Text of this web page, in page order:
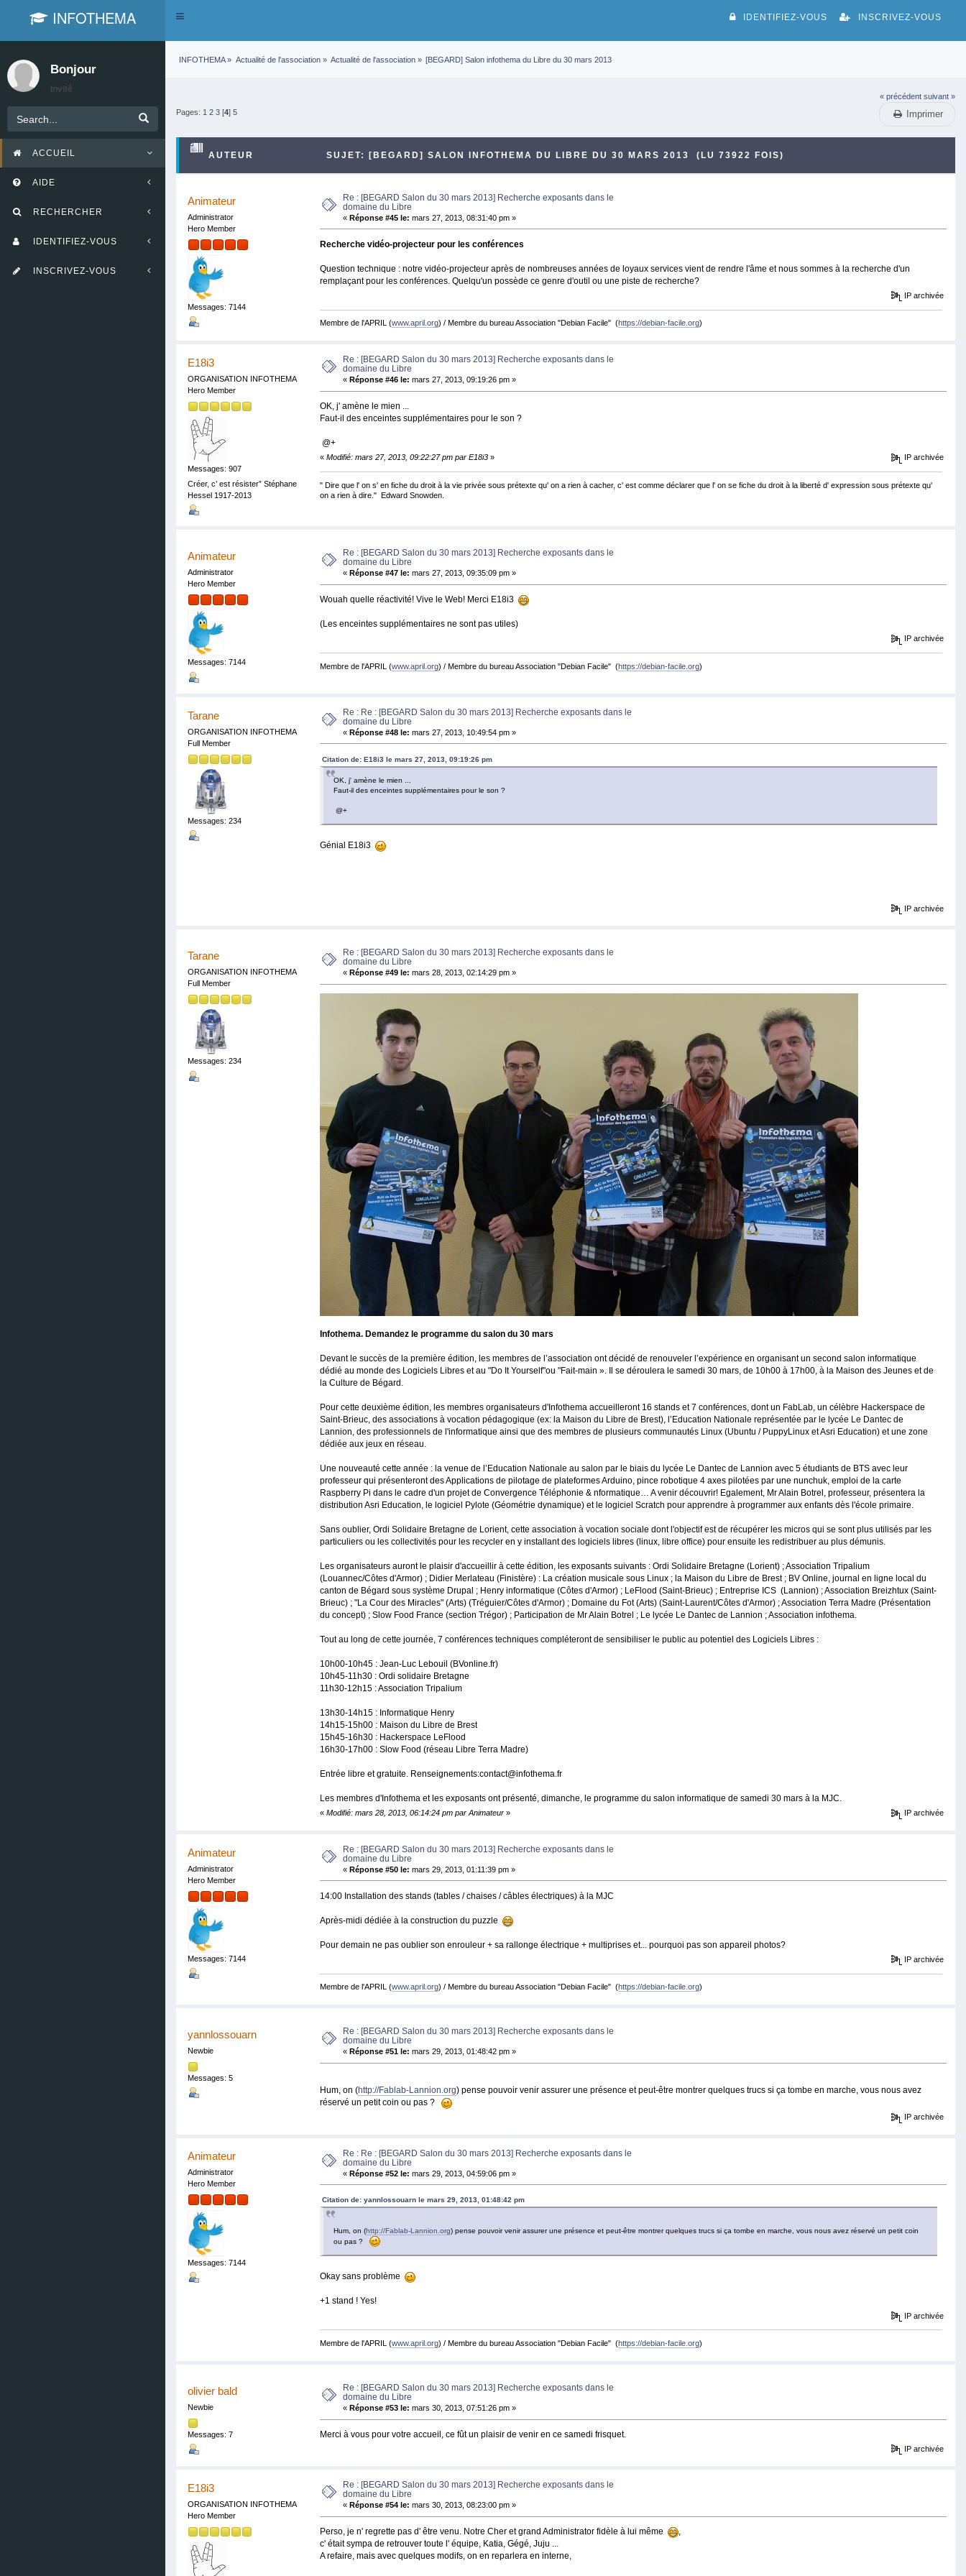
INFOTHEMA
Toggle
IDENTIFIEZ-VOUS INSCRIVEZ-VOUS
Bonjour
Invité
ACCUEIL
AIDE
RECHERCHER
IDENTIFIEZ-VOUS
INSCRIVEZ-VOUS
INFOTHEMA» Actualité de l'association» Actualité de l'association» [BEGARD] Salon infothema du Libre du 30 mars 2013
« précédent suivant »
Imprimer
Pages: 1 2 3[4] 5
AUTEUR SUJET: [BEGARD] SALON INFOTHEMA DU LIBRE DU 30 MARS 2013 (LU 73922 FOIS)
Animateur
Administrator
Hero Member
Messages: 7144
Re : [BEGARD Salon du 30 mars 2013] Recherche exposants dans le
domaine du Libre
« Réponse #45 le: mars 27, 2013, 08:31:40 pm »
Recherche vidéo-projecteur pour les conférences
Question technique : notre vidéo-projecteur après de nombreuses années de loyaux services vient de rendre l'âme et nous sommes à la recherche d'un
remplaçant pour les conférences. Quelqu'un possède ce genre d'outil ou une piste de recherche?
IP archivée
Membre de l'APRIL (www.april.org) / Membre du bureau Association "Debian Facile" (https://debian-facile.org)
E18i3
ORGANISATION INFOTHEMA
Hero Member
Messages: 907
Créer, c’ est résister” Stéphane
Hessel 1917-2013
Re : [BEGARD Salon du 30 mars 2013] Recherche exposants dans le
domaine du Libre
« Réponse #46 le: mars 27, 2013, 09:19:26 pm »
OK, j' amène le mien ...
Faut-il des enceintes supplémentaires pour le son ?
@+
« Modifié: mars 27, 2013, 09:22:27 pm par E18i3» IP archivée
" Dire que l' on s' en fiche du droit à la vie privée sous prétexte qu' on a rien à cacher, c' est comme déclarer que l' on se fiche du droit à la liberté d' expression sous prétexte qu'
on a rien à dire." Edward Snowden.
Animateur
Administrator
Hero Member
Messages: 7144
Re : [BEGARD Salon du 30 mars 2013] Recherche exposants dans le
domaine du Libre
« Réponse #47 le: mars 27, 2013, 09:35:09 pm »
Wouah quelle réactivité! Vive le Web! Merci E18i3
(Les enceintes supplémentaires ne sont pas utiles)
IP archivée
Membre de l'APRIL (www.april.org) / Membre du bureau Association "Debian Facile" (https://debian-facile.org)
Tarane
ORGANISATION INFOTHEMA
Full Member
Messages: 234
Re : Re : [BEGARD Salon du 30 mars 2013] Recherche exposants dans le
domaine du Libre
« Réponse #48 le: mars 27, 2013, 10:49:54 pm »
Citation de: E18i3 le mars 27, 2013, 09:19:26 pm
OK, j' amène le mien ...
Faut-il des enceintes supplémentaires pour le son ?
@+
Génial E18i3
IP archivée
Tarane
ORGANISATION INFOTHEMA
Full Member
Messages: 234
Re : [BEGARD Salon du 30 mars 2013] Recherche exposants dans le
domaine du Libre
« Réponse #49 le: mars 28, 2013, 02:14:29 pm »
Infothema. Demandez le programme du salon du 30 mars
Devant le succès de la première édition, les membres de l’association ont décidé de renouveler l’expérience en organisant un second salon informatique
dédié au monde des Logiciels Libres et au "Do It Yourself"ou "Fait-main ». Il se déroulera le samedi 30 mars, de 10h00 à 17h00, à la Maison des Jeunes et de
la Culture de Bégard.
Pour cette deuxième édition, les membres organisateurs d'Infothema accueilleront 16 stands et 7 conférences, dont un FabLab, un célèbre Hackerspace de
Saint-Brieuc, des associations à vocation pédagogique (ex: la Maison du Libre de Brest), l’Education Nationale représentée par le lycée Le Dantec de
Lannion, des professionnels de l'informatique ainsi que des membres de plusieurs communautés Linux (Ubuntu / PuppyLinux et Asri Education) et une zone
dédiée aux jeux en réseau.
Une nouveauté cette année : la venue de l’Education Nationale au salon par le biais du lycée Le Dantec de Lannion avec 5 étudiants de BTS avec leur
professeur qui présenteront des Applications de pilotage de plateformes Arduino, pince robotique 4 axes pilotées par une nunchuk, emploi de la carte
Raspberry Pi dans le cadre d'un projet de Convergence Téléphonie & nformatique… A venir découvrir! Egalement, Mr Alain Botrel, professeur, présentera la
distribution Asri Education, le logiciel Pylote (Géométrie dynamique) et le logiciel Scratch pour apprendre à programmer aux enfants dès l'école primaire.
Sans oublier, Ordi Solidaire Bretagne de Lorient, cette association à vocation sociale dont l'objectif est de récupérer les micros qui se sont plus utilisés par les
particuliers ou les collectivités pour les recycler en y installant des logiciels libres (linux, libre office) pour ensuite les redistribuer au plus démunis.
Les organisateurs auront le plaisir d'accueillir à cette édition, les exposants suivants : Ordi Solidaire Bretagne (Lorient) ; Association Tripalium
(Louannec/Côtes d'Armor) ; Didier Merlateau (Finistère) : La création musicale sous Linux ; la Maison du Libre de Brest ; BV Online, journal en ligne local du
canton de Bégard sous système Drupal ; Henry informatique (Côtes d'Armor) ; LeFlood (Saint-Brieuc) ; Entreprise ICS (Lannion) ; Association Breizhtux (Saint-
Brieuc) ; "La Cour des Miracles" (Arts) (Tréguier/Côtes d'Armor) ; Domaine du Fot (Arts) (Saint-Laurent/Côtes d'Armor) ; Association Terra Madre (Présentation
du concept) ; Slow Food France (section Trégor) ; Participation de Mr Alain Botrel ; Le lycée Le Dantec de Lannion ; Association infothema.
Tout au long de cette journée, 7 conférences techniques compléteront de sensibiliser le public au potentiel des Logiciels Libres :
10h00-10h45 : Jean-Luc Lebouil (BVonline.fr)
10h45-11h30 : Ordi solidaire Bretagne
11h30-12h15 : Association Tripalium
13h30-14h15 : Informatique Henry
14h15-15h00 : Maison du Libre de Brest
15h45-16h30 : Hackerspace LeFlood
16h30-17h00 : Slow Food (réseau Libre Terra Madre)
Entrée libre et gratuite. Renseignements:contact@infothema.fr
Les membres d'Infothema et les exposants ont présenté, dimanche, le programme du salon informatique de samedi 30 mars à la MJC.
« Modifié: mars 28, 2013, 06:14:24 pm par Animateur» IP archivée
Animateur
Administrator
Hero Member
Messages: 7144
Re : [BEGARD Salon du 30 mars 2013] Recherche exposants dans le
domaine du Libre
« Réponse #50 le: mars 29, 2013, 01:11:39 pm »
14:00 Installation des stands (tables / chaises / câbles électriques) à la MJC
Après-midi dédiée à la construction du puzzle
Pour demain ne pas oublier son enrouleur + sa rallonge électrique + multiprises et... pourquoi pas son appareil photos?
IP archivée
Membre de l'APRIL (www.april.org) / Membre du bureau Association "Debian Facile" (https://debian-facile.org)
yannlossouarn
Newbie
Messages: 5
Re : [BEGARD Salon du 30 mars 2013] Recherche exposants dans le
domaine du Libre
« Réponse #51 le: mars 29, 2013, 01:48:42 pm »
Hum, on (http://Fablab-Lannion.org) pense pouvoir venir assurer une présence et peut-être montrer quelques trucs si ça tombe en marche, vous nous avez
réservé un petit coin ou pas ?
IP archivée
Animateur
Administrator
Hero Member
Messages: 7144
Re : Re : [BEGARD Salon du 30 mars 2013] Recherche exposants dans le
domaine du Libre
« Réponse #52 le: mars 29, 2013, 04:59:06 pm »
Citation de: yannlossouarn le mars 29, 2013, 01:48:42 pm
Hum, on (http://Fablab-Lannion.org) pense pouvoir venir assurer une présence et peut-être montrer quelques trucs si ça tombe en marche, vous nous avez réservé un petit coin
ou pas ?
Okay sans problème
+1 stand ! Yes!
IP archivée
Membre de l'APRIL (www.april.org) / Membre du bureau Association "Debian Facile" (https://debian-facile.org)
olivier bald
Newbie
Messages: 7
Re : [BEGARD Salon du 30 mars 2013] Recherche exposants dans le
domaine du Libre
« Réponse #53 le: mars 30, 2013, 07:51:26 pm »
Merci à vous pour votre accueil, ce fût un plaisir de venir en ce samedi frisquet.
IP archivée
E18i3
ORGANISATION INFOTHEMA
Hero Member
Re : [BEGARD Salon du 30 mars 2013] Recherche exposants dans le
domaine du Libre
« Réponse #54 le: mars 30, 2013, 08:23:00 pm »
Perso, je n' regrette pas d' être venu. Notre Cher et grand Administrator fidèle à lui même
,
c' était sympa de retrouver toute l' équipe, Katia, Gégé, Juju ...
A refaire, mais avec quelques modifs, on en reparlera en interne,